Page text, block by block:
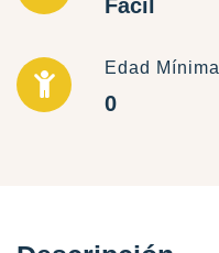
Fácil
Edad Mínima
0